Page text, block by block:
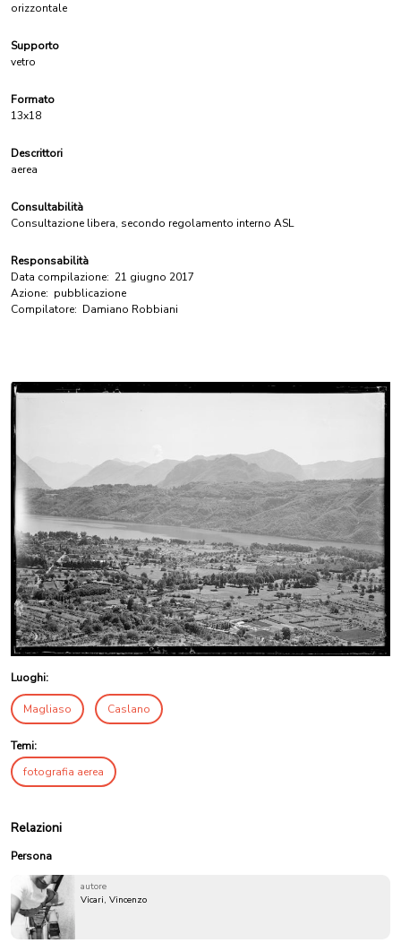
orizzontale
Supporto
vetro
Formato
13x18
Descrittori
aerea
Consultabilità
Consultazione libera, secondo regolamento interno ASL
Responsabilità
Data compilazione: 21 giugno 2017
Azione: pubblicazione
Compilatore: Damiano Robbiani
Luoghi:
Magliaso Caslano
Temi:
fotografia aerea
Relazioni
Persona
autore
Vicari, Vincenzo